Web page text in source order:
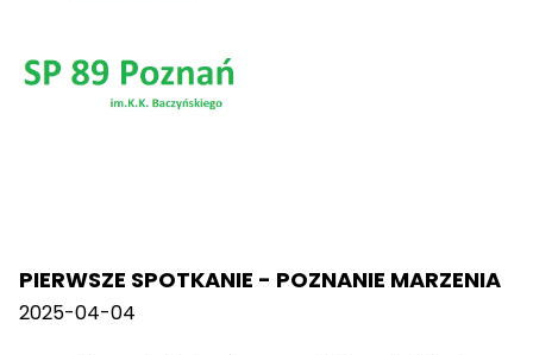
PIERWSZE SPOTKANIE - POZNANIE MARZENIA
2025-04-04